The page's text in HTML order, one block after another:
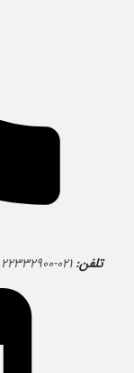
تلفن: ۰۲۱-۲۲۳۳۲۹۰۰